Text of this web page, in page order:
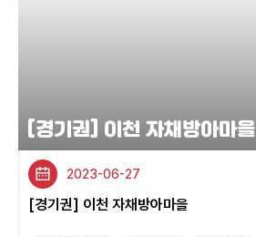
[경기권] 이천 자채방아마을
2023-06-27
[경기권] 이천 자채방아마을